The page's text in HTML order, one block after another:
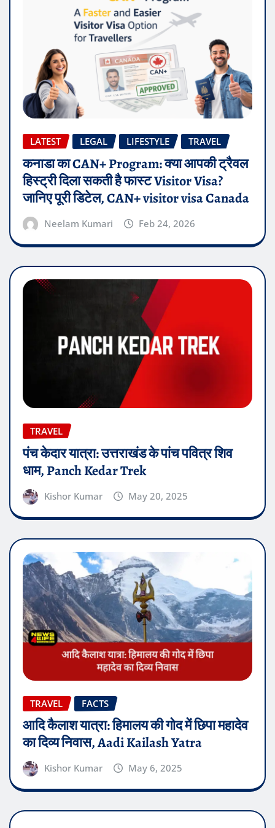
LATEST LEGAL LIFESTYLE TRAVEL
कनाडा का CAN+ Program: क्या आपकी ट्रैवल
हिस्ट्री दिला सकती है फास्ट Visitor Visa?
जानिए पूरी डिटेल, CAN+ visitor visa Canada
Neelam Kumari Feb 24, 2026
TRAVEL
पंच केदार यात्रा: उत्तराखंड के पांच पवित्र शिव
धाम, Panch Kedar Trek
Kishor Kumar May 20, 2025
TRAVEL FACTS
आदि कैलाश यात्रा: हिमालय की गोद में छिपा महादेव
का दिव्य निवास, Aadi Kailash Yatra
Kishor Kumar May 6, 2025